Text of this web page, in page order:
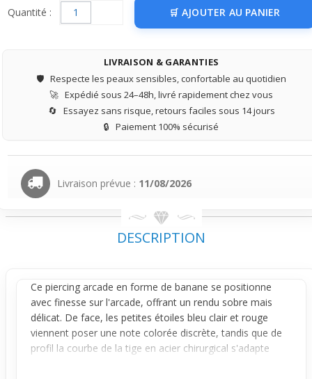
Quantité : AJOUTER AU PANIER
LIVRAISON & GARANTIES
🛡️ Respecte les peaux sensibles, confortable au quotidien
🚀 Expédié sous 24–48h, livré rapidement chez vous
🔄 Essayez sans risque, retours faciles sous 14 jours
🔒 Paiement 100% sécurisé
Livraison prévue : 11/08/2026
DESCRIPTION
Ce piercing arcade en forme de banane se positionne
avec finesse sur l'arcade, offrant un rendu sobre mais
délicat. De face, les petites étoiles bleu clair et rouge
viennent poser une note colorée discrète, tandis que de
profil la courbe de la tige en acier chirurgical s'adapte